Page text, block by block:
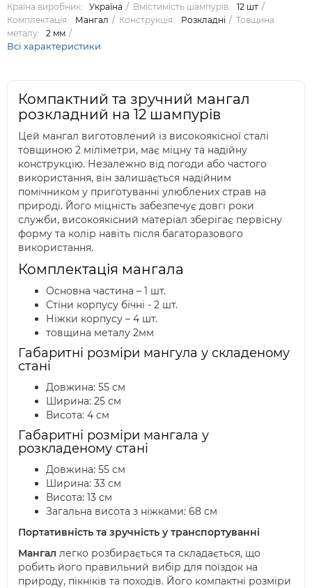
Країна виробник: Україна Вмістимість шампурів:
12 шт
Комплектація:
Мангал Конструкція: Розкладні
Товщина
металу:
2 мм
Всі характеристики
Компактний та зручний мангал
розкладний на 12 шампурів
Цей мангал виготовлений із високоякісної сталі
товщиною 2 міліметри, має міцну та надійну
конструкцію. Незалежно від погоди або частого
використання, він залишається надійним
помічником у приготуванні улюблених страв на
природі. Його міцність забезпечує довгі роки
служби, високоякісний матеріал зберігає первісну
форму та колір навіть після багаторазового
використання.
Комплектація мангала
Основна частина – 1 шт.
Стіни корпусу бічні - 2 шт.
Ніжки корпусу – 4 шт.
товщина металу 2мм
Габаритні розміри мангула у складеному
стані
Довжина: 55 см
Ширина: 25 см
Висота: 4 см
Габаритні розміри мангала у
розкладеному стані
Довжина: 55 см
Ширина: 33 см
Висота: 13 см
Загальна висота з ніжками: 68 см
Портативність та зручність у транспортуванні
Мангал легко розбирається та складається, що
робить його правильний вибір для поїздок на
природу, пікніків та походів. Його компактні розміри